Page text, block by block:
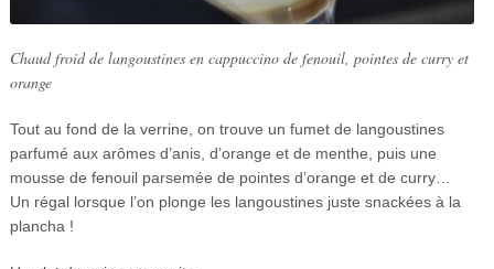
Chaud froid de langoustines en cappuccino de fenouil, pointes de curry et
orange
Tout au fond de la verrine, on trouve un fumet de langoustines
parfumé aux arômes d’anis, d’orange et de menthe, puis une
mousse de fenouil parsemée de pointes d’orange et de curry…
Un régal lorsque l’on plonge les langoustines juste snackées à la
plancha !